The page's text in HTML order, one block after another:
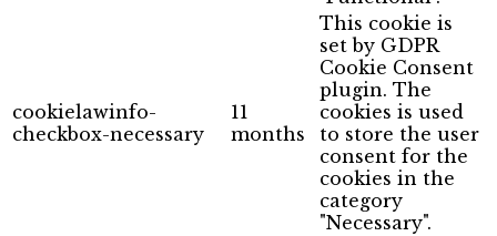
cookielawinfo-
checkbox-necessary
11
months
This cookie is
set by GDPR
Cookie Consent
plugin. The
cookies is used
to store the user
consent for the
cookies in the
category
"Necessary".